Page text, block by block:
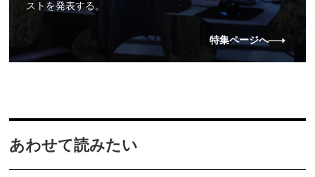
ストを発表する。
特集ページへ
あわせて読みたい